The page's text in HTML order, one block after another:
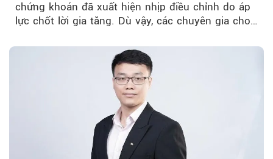
chứng khoán đã xuất hiện nhịp điều chỉnh do áp
lực chốt lời gia tăng. Dù vậy, các chuyên gia cho